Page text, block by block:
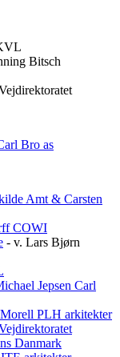
Bitsch
Bro as
Amt & Carsten
COWI
- v. Lars Bjørn
Jepsen Carl
PLH arkitekter
Danmark